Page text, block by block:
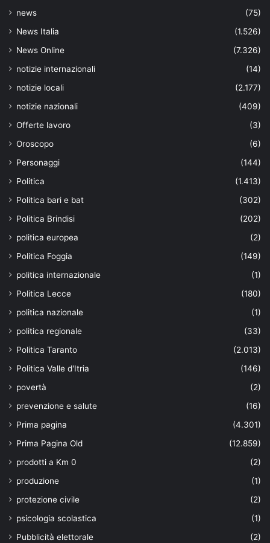
news
(75)
News Italia
(1.526)
News Online
(7.326)
notizie internazionali
(14)
notizie locali
(2.177)
notizie nazionali
(409)
Offerte lavoro
(3)
Oroscopo
(6)
Personaggi
(144)
Politica
(1.413)
Politica bari e bat
(302)
Politica Brindisi
(202)
politica europea
(2)
Politica Foggia
(149)
politica internazionale
(1)
Politica Lecce
(180)
politica nazionale
(1)
politica regionale
(33)
Politica Taranto
(2.013)
Politica Valle d'Itria
(146)
povertà
(2)
prevenzione e salute
(16)
Prima pagina
(4.301)
Prima Pagina Old
(12.859)
prodotti a Km 0
(2)
produzione
(1)
protezione civile
(2)
psicologia scolastica
(1)
Pubblicità elettorale
(2)